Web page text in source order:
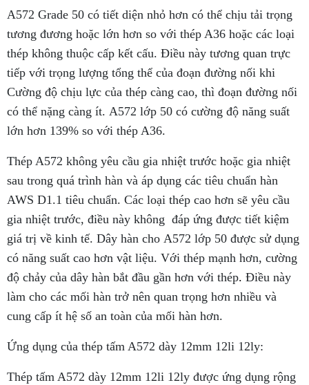
A572 Grade 50 có tiết diện nhỏ hơn có thể chịu tải trọng
tương đương hoặc lớn hơn so với thép A36 hoặc các loại
thép không thuộc cấp kết cấu. Điều này tương quan trực
tiếp với trọng lượng tổng thể của đoạn đường nối khi
Cường độ chịu lực của thép càng cao, thì đoạn đường nối
có thể nặng càng ít. A572 lớp 50 có cường độ năng suất
lớn hơn 139% so với thép A36.
Thép A572 không yêu cầu gia nhiệt trước hoặc gia nhiệt
sau trong quá trình hàn và áp dụng các tiêu chuẩn hàn
AWS D1.1 tiêu chuẩn. Các loại thép cao hơn sẽ yêu cầu
gia nhiệt trước, điều này không đáp ứng được tiết kiệm
giá trị về kinh tế. Dây hàn cho A572 lớp 50 được sử dụng
có năng suất cao hơn vật liệu. Với thép mạnh hơn, cường
độ chảy của dây hàn bắt đầu gần hơn với thép. Điều này
làm cho các mối hàn trở nên quan trọng hơn nhiều và
cung cấp ít hệ số an toàn của mối hàn hơn.
Ứng dụng của thép tấm A572 dày 12mm 12li 12ly:
Thép tấm A572 dày 12mm 12li 12ly được ứng dụng rộng